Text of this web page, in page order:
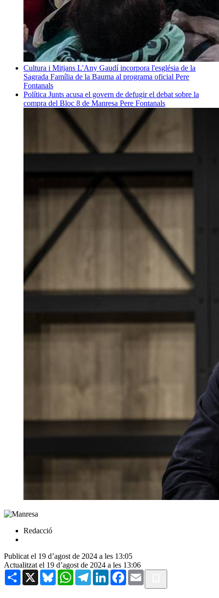
Cultura i Mitjans L'Any Gaudí incorpora l'església de la
Sagrada Família de la Bauma al programa oficial Pere
Fontanals
Política Junts acusa el govern de defugir el debat sobre la
compra del Bloc 8 de Manresa Pere Fontanals
Redacció
Publicat el 19 d’agost de 2024 a les 13:05
Actualitzat el 19 d’agost de 2024 a les 13:06
Share X BlueskyWhatsAppTelegramLinkedInFacebook
Email